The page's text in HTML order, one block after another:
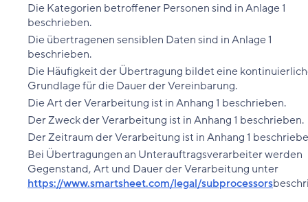
Die Kategorien betroffener Personen sind in Anlage 1
beschrieben.
Die übertragenen sensiblen Daten sind in Anlage 1
beschrieben.
Die Häufigkeit der Übertragung bildet eine
Grundlage für die Dauer der Vereinbarung.
Die Art der Verarbeitung ist in Anhang 1 beschrieben.
Der Zweck der Verarbeitung ist in Anhang 1 beschrieben.
Der Zeitraum der Verarbeitung ist in Anhang 1
Bei Übertragungen an Unterauftragsverarbeiter werden
Gegenstand, Art und Dauer der Verarbeitung unter
https://www.smartsheet.com/legal/subprocessors